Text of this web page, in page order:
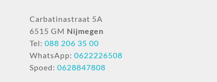
Carbatinastraat 5A
6515 GM Nijmegen
Tel: 088 206 35 00
WhatsApp: 0622226508
Spoed: 0628847808